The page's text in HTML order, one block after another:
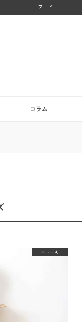
フード
コラム
ニュース